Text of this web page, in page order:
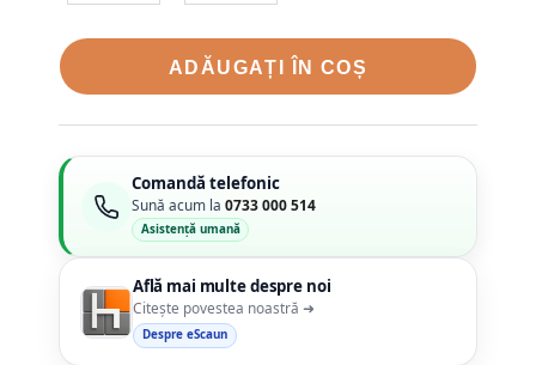
ADĂUGAȚI ÎN COȘ
Comandă telefonic
Sună acum la0733 000 514
Asistență umană
Află mai multe despre noi
Citește povestea noastră ➜
Despre eScaun